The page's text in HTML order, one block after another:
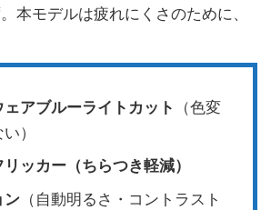
本モデルは疲れにくさのために、
アブルーライトカット （色変
）
ッカー（ちらつき軽減）
ン（自動明るさ・コントラスト